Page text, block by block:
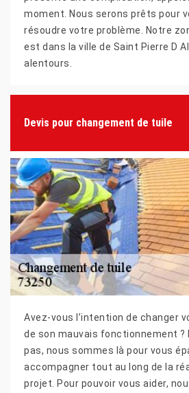
moment. Nous serons prêts pour
résoudre votre problème. Notre
est dans la ville de Saint Pierre D
alentours.
Devis pour changement de tuile
Avez-vous l’intention de changer
de son mauvais fonctionnement ?
pas, nous sommes là pour vous
accompagner tout au long de la
projet. Pour pouvoir vous aider,